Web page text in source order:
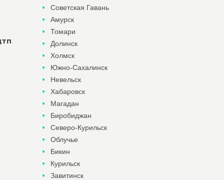
Советская Гавань
Амурск
Томари
Долинск
Холмск
Южно-Сахалинск
Невельск
Хабаровск
Магадан
Биробиджан
Северо-Курильск
Облучье
Бикин
Курильск
Завитинск